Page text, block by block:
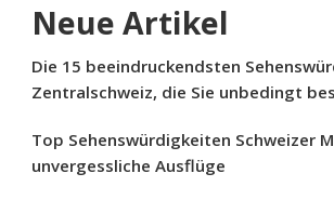
Neue Artikel
Die 15 beeindruckendsten
Zentralschweiz, die Sie unbedingt
Top Sehenswürdigkeiten Schweizer
unvergessliche Ausflüge